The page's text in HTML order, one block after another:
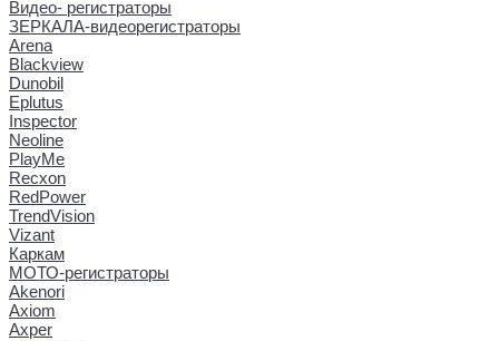
Видео- регистраторы
ЗЕРКАЛА-видеорегистраторы
Arena
Blackview
Dunobil
Eplutus
Inspector
Neoline
PlayMe
Recxon
RedPower
TrendVision
Vizant
Каркам
МОТО-регистраторы
Akenori
Axiom
Axper